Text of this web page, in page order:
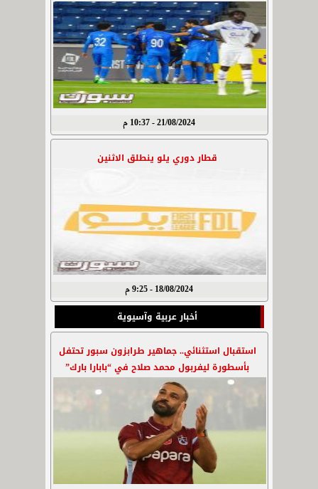
21/08/2024 - 10:37 م
قطار دوري يلو ينطلق الاثنين
18/08/2024 - 9:25 م
أخبار عربية وآسيوية
استقبال استثنائي.. جماهير طرابزون سبور تحتفل
بأسطورة ليفربول محمد صلاح في “بابارا بارك”